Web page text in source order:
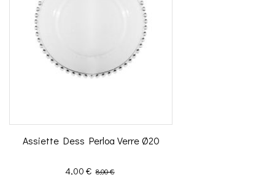
Assiette Dess Perloa Verre Ø20
Prix
4,00 € Prix de base
8,00 €